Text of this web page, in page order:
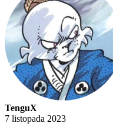
TenguX
7 listopada 2023